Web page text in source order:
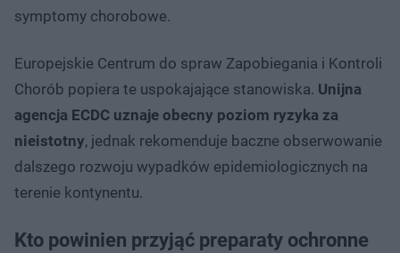
symptomy chorobowe.
Europejskie Centrum do spraw Zapobiegania i Kontroli
Chorób popiera te uspokajające stanowiska. Unijna
agencja ECDC uznaje obecny poziom ryzyka za
nieistotny, jednak rekomenduje baczne obserwowanie
dalszego rozwoju wypadków epidemiologicznych na
terenie kontynentu.
Kto powinien przyjąć preparaty ochronne